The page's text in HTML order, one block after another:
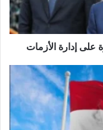
على إدارة الأزمات